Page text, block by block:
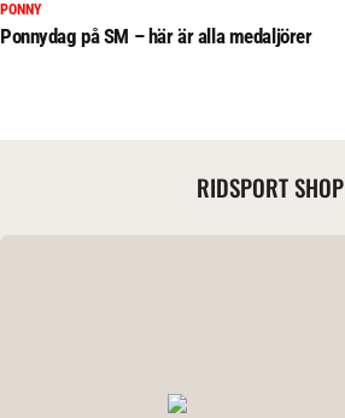
PONNY
Ponnydag på SM – här är alla medaljörer
RIDSPORT SHOP